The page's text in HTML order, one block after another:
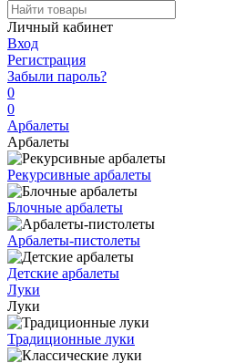
Личный кабинет
Вход
Регистрация
Забыли пароль?
0
0
Арбалеты
Арбалеты
Рекурсивные арбалеты
Блочные арбалеты
Арбалеты-пистолеты
Детские арбалеты
Луки
Луки
Традиционные луки